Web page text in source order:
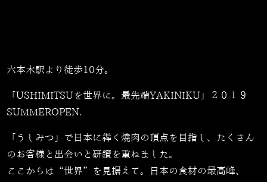
六本木駅より徒歩10分。
「USHIMITSUを世界に。最先端YAKINIKU」２０１９
SUMMEROPEN.
「うしみつ」で日本に犇く焼肉の頂点を目指し、たくさん
のお客様と出会いと研鑽を重ねました。
ここからは“世界”を見据えて。日本の食材の最高峰、